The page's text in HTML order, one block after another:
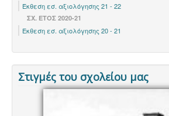
Έκθεση εσ. αξιολόγησης 21 - 22
ΣΧ. ΕΤΟΣ 2020-21
Έκθεση εσ. αξιολόγησης 20 - 21
Στιγμές του σχολείου μας